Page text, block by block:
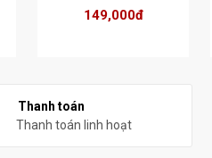
Phiên Bản Nâng Cấp
149,000đ
Thanh toán
Thanh toán linh hoạt